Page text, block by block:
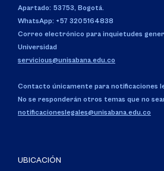
Apartado: 53753, Bogotá.
WhatsApp: +57 3205164838
Correo electrónico para inquietudes
Universidad
servicious@unisabana.edu.co
Contacto únicamente para notificaciones
No se responderán otros temas que no
notificacioneslegales@unisabana.edu.co
UBICACIÓN